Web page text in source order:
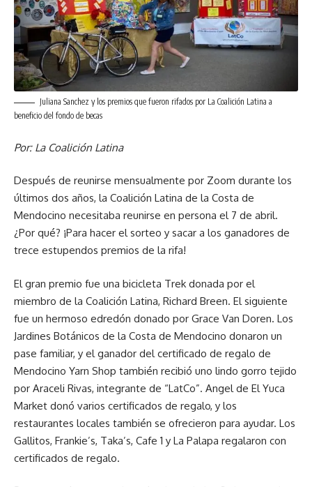
Juliana Sanchez y los premios que fueron rifados por La Coalición Latina a
beneficio del fondo de becas
Por: La Coalición Latina
Después de reunirse mensualmente por Zoom durante los
últimos dos años, la Coalición Latina de la Costa de
Mendocino necesitaba reunirse en persona el 7 de abril.
¿Por qué? ¡Para hacer el sorteo y sacar a los ganadores de
trece estupendos premios de la rifa!
El gran premio fue una bicicleta Trek donada por el
miembro de la Coalición Latina, Richard Breen. El siguiente
fue un hermoso edredón donado por Grace Van Doren. Los
Jardines Botánicos de la Costa de Mendocino donaron un
pase familiar, y el ganador del certificado de regalo de
Mendocino Yarn Shop también recibió uno lindo gorro tejido
por Araceli Rivas, integrante de “LatCo”. Angel de El Yuca
Market donó varios certificados de regalo, y los
restaurantes locales también se ofrecieron para ayudar. Los
Gallitos, Frankie’s, Taka’s, Cafe 1 y La Palapa regalaron con
certificados de regalo.